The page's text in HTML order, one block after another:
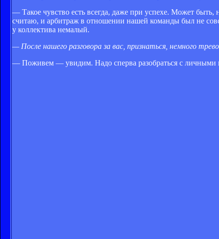
— Такое чувство есть всегда, даже при успехе. Может
считаю, и арбитраж в отношении нашей команды был не
у коллектива немалый.
— После нашего разговора за вас, признаться, немного
— Поживем — увидим. Надо сперва разобраться с личными